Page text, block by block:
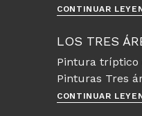
CONTINUAR
LOS TRES
Pintura tríptico
Pinturas Tres
CONTINUAR